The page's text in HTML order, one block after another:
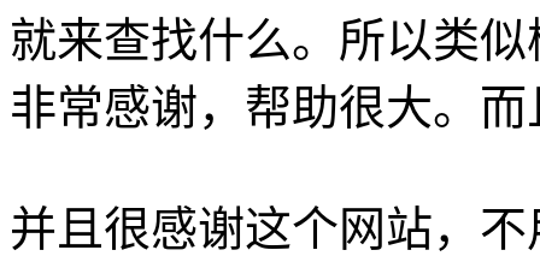
就来查找什么。所以类
非常感谢，帮助很大。
并且很感谢这个网站，